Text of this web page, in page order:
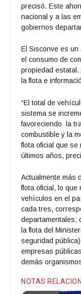
precisó. Este
nacional y a las
gobiernos
El Sisconve es un
el consumo de
propiedad estatal.
la flota e
“El total de
sistema se
favoreciendo la
combustible y la
flota oficial que
últimos años,
Actualmente más
flota oficial, lo
vehículos en el
cada tres,
departamentales;
la flota del
seguridad
empresas
demás
NOTAS